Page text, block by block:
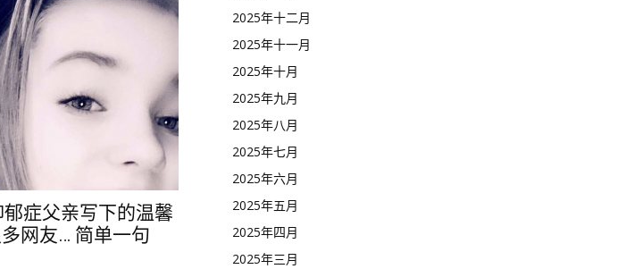
症父亲写下的温馨
网友… 简单一句
2025年十二月
2025年十一月
2025年十月
2025年九月
2025年八月
2025年七月
2025年六月
2025年五月
2025年四月
2025年三月